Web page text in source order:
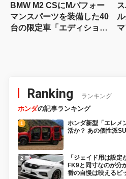
BMW M2 CSにMパフォー
マンスパーツを装備した40
台の限定車「エディショ
Ranking ランキング
ホンダの記事ランキング
ホンダ新型「エレメ
活か？ あの個性派
「ジェイド用は設
FK9と同寸なのが分
番の自慢は映えるビ